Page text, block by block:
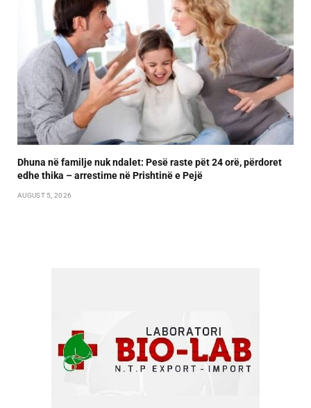
Dhuna në familje nuk ndalet: Pesë raste pët 24 orë, përdoret
edhe thika – arrestime në Prishtinë e Pejë
AUGUST 5, 2026